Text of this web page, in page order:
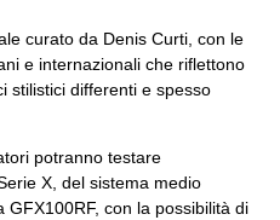
curato da Denis Curti, con le
e internazionali che riflettono
stilistici differenti e spesso
potranno testare
X, del sistema medio
con la possibilità di